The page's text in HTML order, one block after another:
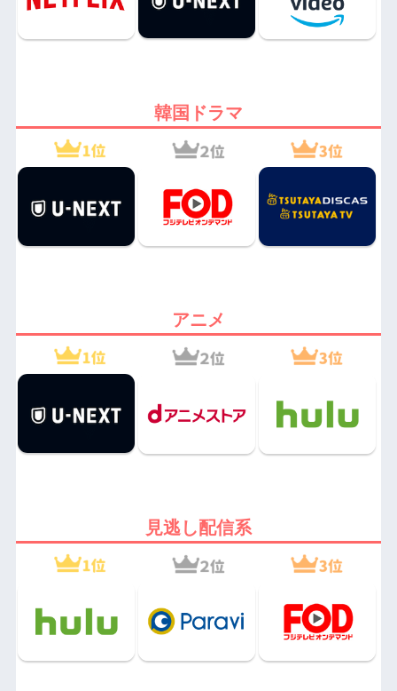
韓国ドラマ
アニメ
見逃し配信系